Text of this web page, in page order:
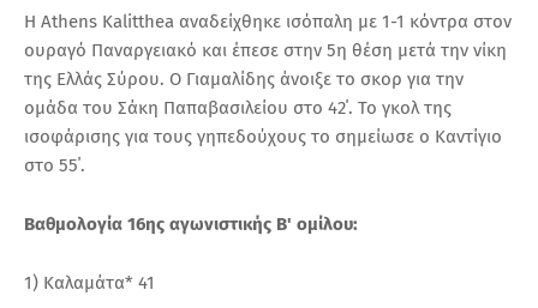
Η Athens Kalitthea αναδείχθηκε ισόπαλη με 1-1 κόντρα στον
ουραγό Παναργειακό και έπεσε στην 5η θέση μετά την νίκη
της Ελλάς Σύρου. Ο Γιαμαλίδης άνοιξε το σκορ για την
ομάδα του Σάκη Παπαβασιλείου στο 42΄. Το γκολ της
ισοφάρισης για τους γηπεδούχους το σημείωσε ο Καντίγιο
στο 55΄.
Βαθμολογία 16ης αγωνιστικής Β' ομίλου:
1) Καλαμάτα* 41